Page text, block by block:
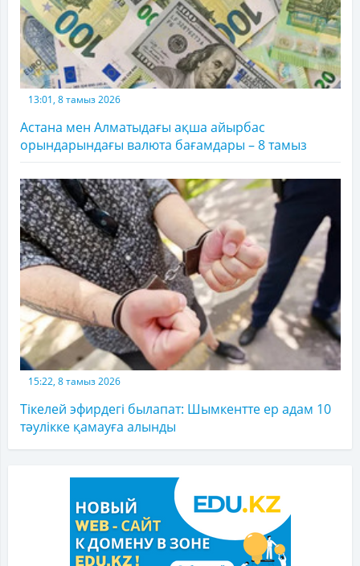
13:01, 8 тамыз 2026
Астана мен Алматыдағы ақша айырбас
орындарындағы валюта бағамдары – 8 тамыз
15:22, 8 тамыз 2026
Тікелей эфирдегі былапат: Шымкентте ер адам 10
тәулікке қамауға алынды